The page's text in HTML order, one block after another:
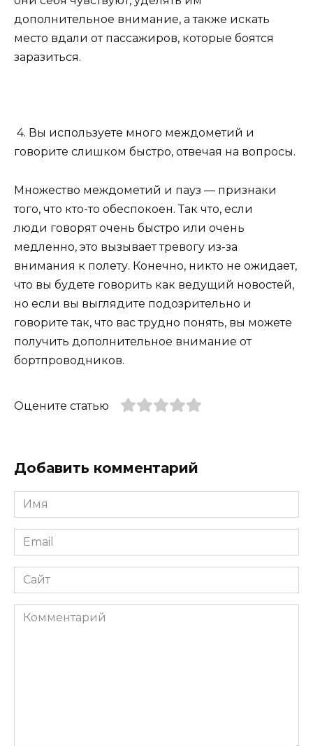
дополнительное внимание, а также искать
место вдали от пассажиров, которые боятся
заразиться.
4. Вы используете много междометий и
говорите слишком быстро, отвечая на вопросы.
Множество междометий и пауз — признаки
того, что кто-то обеспокоен. Так что, если
люди говорят очень быстро или очень
медленно, это вызывает тревогу из-за
внимания к полету. Конечно, никто не ожидает,
что вы будете говорить как ведущий новостей,
но если вы выглядите подозрительно и
говорите так, что вас трудно понять, вы можете
получить дополнительное внимание от
бортпроводников.
Оцените статью
Добавить комментарий
Имя
*
Email
*
Сайт
Комментарий